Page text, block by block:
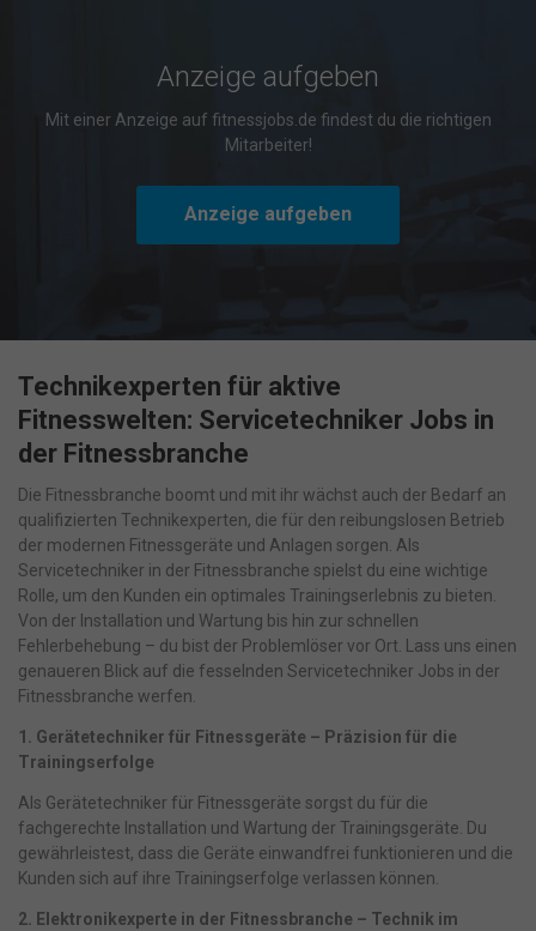
Anzeige aufgeben
Mit einer Anzeige auf fitnessjobs.de findest du die richtigen
Mitarbeiter!
Anzeige aufgeben
Technikexperten für aktive
Fitnesswelten: Servicetechniker Jobs in
der Fitnessbranche
Die Fitnessbranche boomt und mit ihr wächst auch der Bedarf an
qualifizierten Technikexperten, die für den reibungslosen Betrieb
der modernen Fitnessgeräte und Anlagen sorgen. Als
Servicetechniker in der Fitnessbranche spielst du eine wichtige
Rolle, um den Kunden ein optimales Trainingserlebnis zu bieten.
Von der Installation und Wartung bis hin zur schnellen
Fehlerbehebung – du bist der Problemlöser vor Ort. Lass uns einen
genaueren Blick auf die fesselnden Servicetechniker Jobs in der
Fitnessbranche werfen.
1. Gerätetechniker für Fitnessgeräte – Präzision für die
Trainingserfolge
Als Gerätetechniker für Fitnessgeräte sorgst du für die
fachgerechte Installation und Wartung der Trainingsgeräte. Du
gewährleistest, dass die Geräte einwandfrei funktionieren und die
Kunden sich auf ihre Trainingserfolge verlassen können.
2. Elektronikexperte in der Fitnessbranche – Technik im